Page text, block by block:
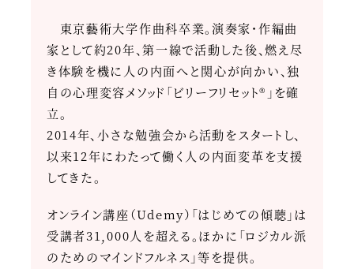
東京藝術大学作曲科卒業。演奏家・作編曲
家として約20年、第一線で活動した後、燃え尽
き体験を機に人の内面へと関心が向かい、独
自の心理変容メソッド「ビリーフリセット®」を確
立。
2014年、小さな勉強会から活動をスタートし、
以来12年にわたって働く人の内面変革を支援
してきた。
オンライン講座（Udemy）「はじめての傾聴」は
受講者31,000人を超える。ほかに「ロジカル派
のためのマインドフルネス」等を提供。